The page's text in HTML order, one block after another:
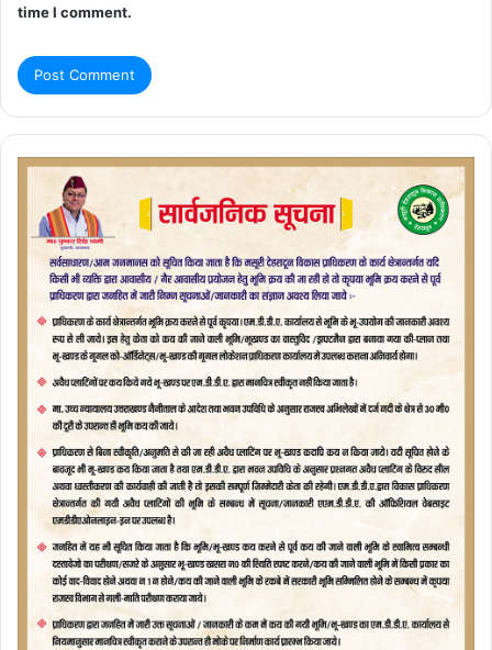
time I comment.